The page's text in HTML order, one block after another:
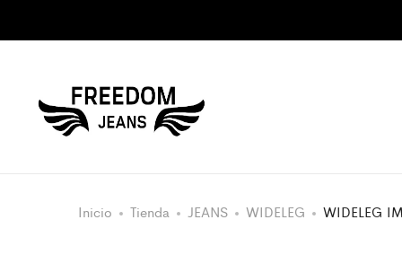
Inicio Tienda JEANS WIDELEG WIDELEG